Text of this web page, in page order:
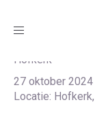
Toggle
Hofkerk
27 oktober
Locatie: